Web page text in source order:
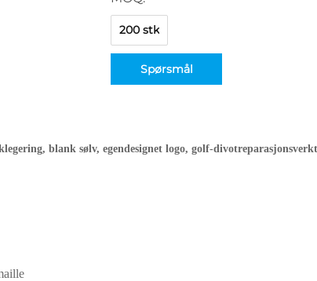
200 stk
Spørsmål
blank sølv, egendesignet logo, golf-